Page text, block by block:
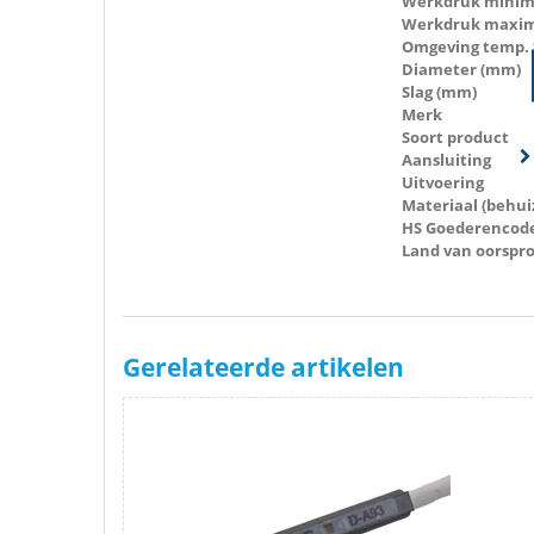
Werkdruk
Omgeving temp.
Diameter (mm)
Slag (mm)
Merk
Soort product
Aansluiting
Uitvoering
Materiaal
HS
Land van
Gerelateerde artikelen